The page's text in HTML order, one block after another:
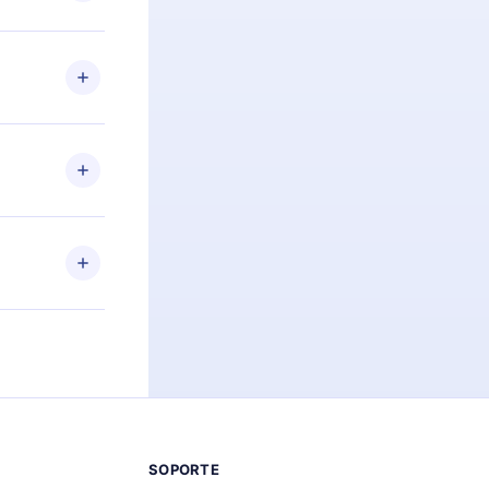
Por
el
de
más de
leer o
iOS,
momento
SOPORTE